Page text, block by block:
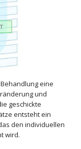
eine
und
geschickte
entsteht ein
den individuellen
wird.